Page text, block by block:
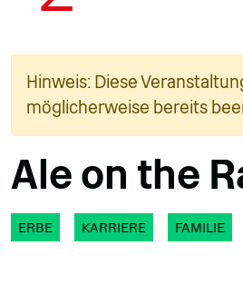
Hinweis: Diese
möglicherweise bereits
Ale on the
ERBE KARRIERE FAMILIE